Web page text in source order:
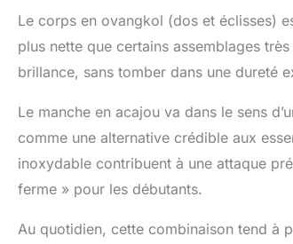
Le corps en ovangkol (dos et éclisses)
plus nette que certains assemblages
brillance, sans tomber dans une dureté
Le manche en acajou va dans le sens
comme une alternative crédible aux
inoxydable contribuent à une attaque
ferme » pour les débutants.
Au quotidien, cette combinaison tend à